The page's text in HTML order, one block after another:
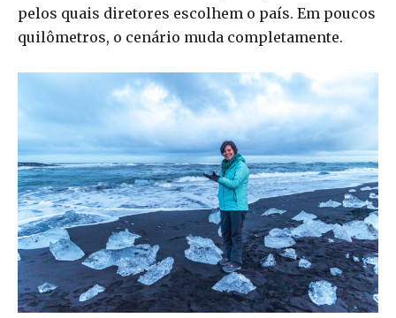
pelos quais diretores escolhem o país. Em poucos
quilômetros, o cenário muda completamente.